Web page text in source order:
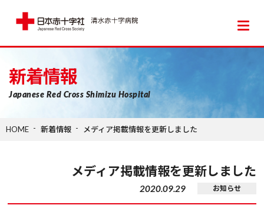
新着情報
Japanese Red Cross Shimizu Hospital
HOME 新着情報 メディア掲載情報を更新しました
メディア掲載情報を更新しました
2020.09.29 お知らせ